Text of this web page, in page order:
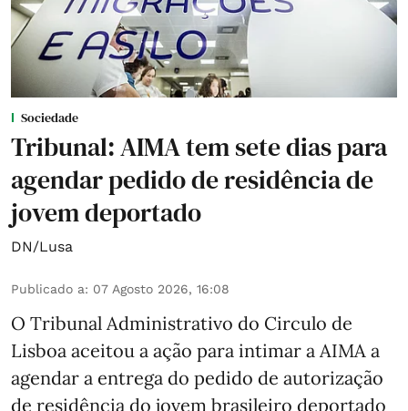
Sociedade
Tribunal: AIMA tem sete dias para
agendar pedido de residência de
jovem deportado
DN/Lusa
Publicado a: 07 Agosto 2026, 16:08
O Tribunal Administrativo do Circulo de
Lisboa aceitou a ação para intimar a AIMA a
agendar a entrega do pedido de autorização
de residência do jovem brasileiro deportado